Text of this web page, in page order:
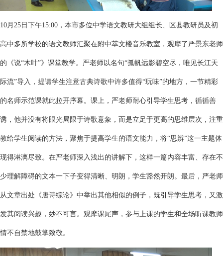
10月25日下午15:00，本市多位中学语文教研大组组长、区县教研员及初
高中多所学校的语文教师汇聚在附中萃文楼音乐教室，观摩了严景东老师
的《说“木叶”》课堂教学。严老师以名句“孤帆远影碧空尽，唯见长江天
际流”导入，提请学生注意古典诗歌中许多值得“玩味”的地方，一节精彩
的名师示范课就此拉开序幕。课上，严老师耐心引导学生思考，循循善
诱，他并没有将眼光局限于诗歌意象，而是立足于更高的思维层次，注重
教给学生阅读的方法，聚焦于提高学生的语文能力，将“思辨”这一主题体
现得淋漓尽致。在严老师深入浅出的讲解下，这样一篇内容丰富、存在不
少理解障碍的文本一下子变得清晰、明朗，学生豁然开朗。最后，严老师
从文章出处《唐诗综论》中举出其他相似的例子，既引导学生思考，又激
发其阅读兴趣，妙不可言。观摩课尾声，参与上课的学生和全场听课教师
情不自禁地鼓掌致敬。